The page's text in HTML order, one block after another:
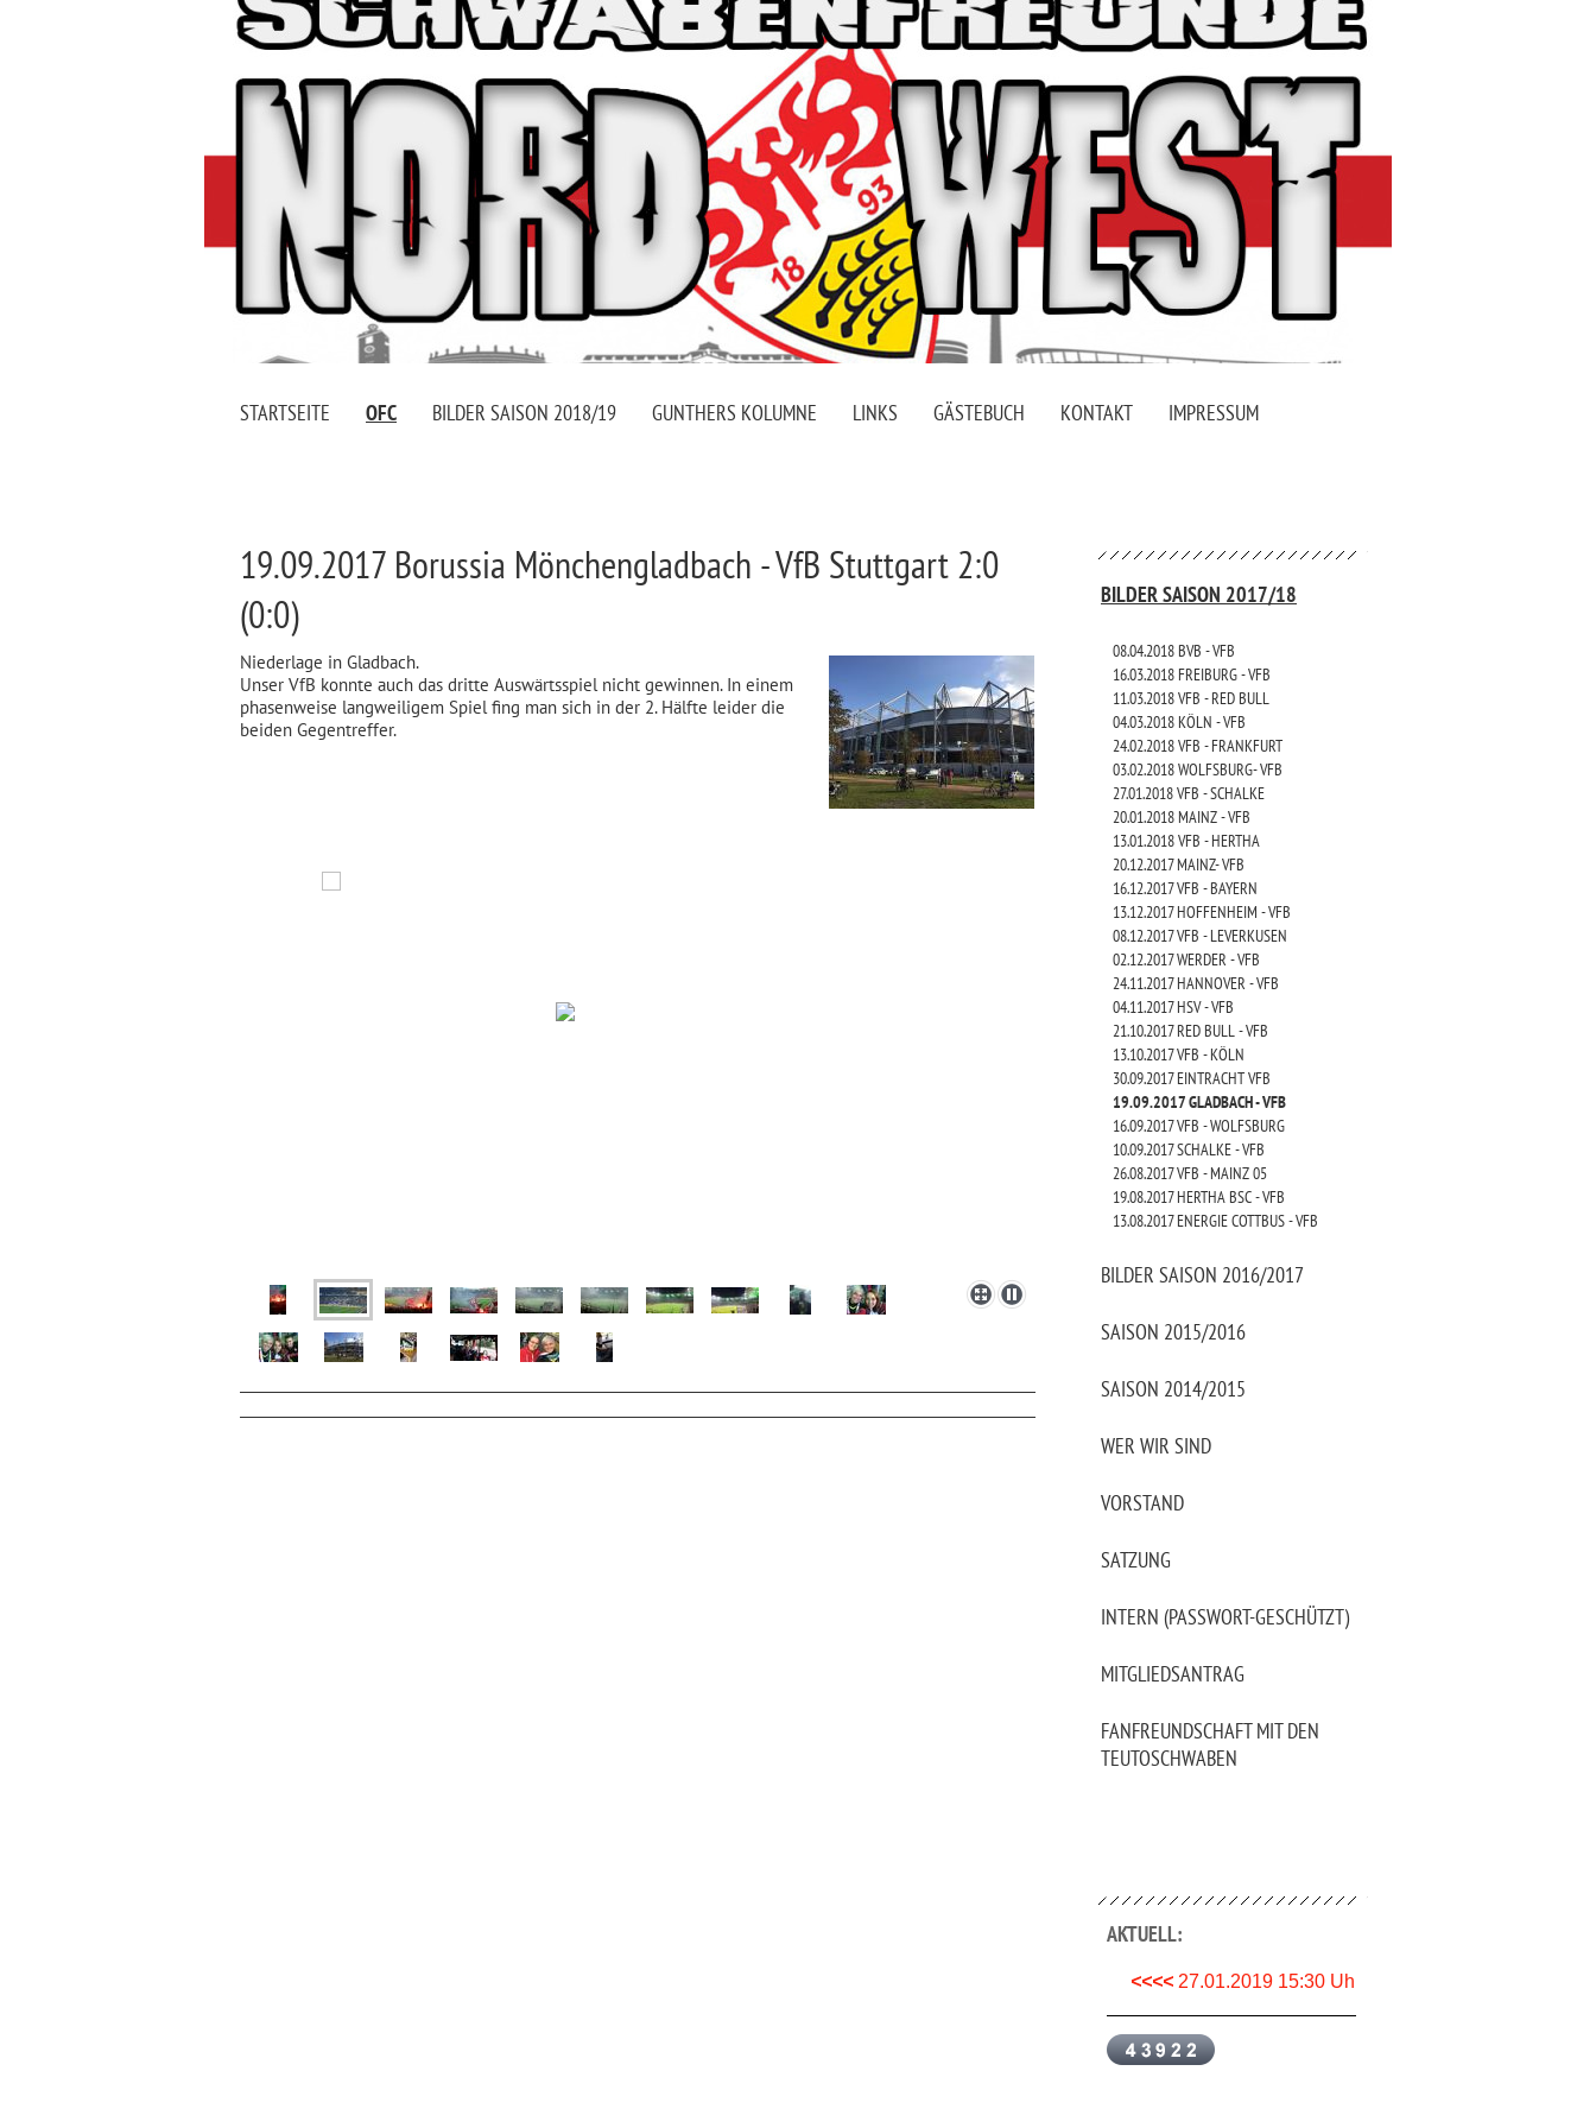
STARTSEITE OFC BILDER SAISON 2018/19 GUNTHERS KOLUMNE LINKS GÄSTEBUCH KONTAKT IMPRESSUM
19.09.2017 Borussia Mönchengladbach - VfB Stuttgart 2:0
(0:0)
Niederlage in Gladbach.
Unser VfB konnte auch das dritte Auswärtsspiel nicht gewinnen. In einem
phasenweise langweiligem Spiel fing man sich in der 2. Hälfte leider die
beiden Gegentreffer.
BILDER SAISON 2017/18
08.04.2018 BVB - VFB
16.03.2018 FREIBURG - VFB
11.03.2018 VFB - RED BULL
04.03.2018 KÖLN - VFB
24.02.2018 VFB - FRANKFURT
03.02.2018 WOLFSBURG- VFB
27.01.2018 VFB - SCHALKE
20.01.2018 MAINZ - VFB
13.01.2018 VFB - HERTHA
20.12.2017 MAINZ- VFB
16.12.2017 VFB - BAYERN
13.12.2017 HOFFENHEIM - VFB
08.12.2017 VFB - LEVERKUSEN
02.12.2017 WERDER - VFB
24.11.2017 HANNOVER - VFB
04.11.2017 HSV - VFB
21.10.2017 RED BULL - VFB
13.10.2017 VFB - KÖLN
30.09.2017 EINTRACHT VFB
19.09.2017 GLADBACH - VFB
16.09.2017 VFB - WOLFSBURG
10.09.2017 SCHALKE - VFB
26.08.2017 VFB - MAINZ 05
19.08.2017 HERTHA BSC - VFB
13.08.2017 ENERGIE COTTBUS - VFB
BILDER SAISON 2016/2017
SAISON 2015/2016
SAISON 2014/2015
WER WIR SIND
VORSTAND
SATZUNG
INTERN (PASSWORT-GESCHÜTZT)
MITGLIEDSANTRAG
FANFREUNDSCHAFT MIT DEN
TEUTOSCHWABEN
AKTUELL:
<<<<27.01.2019 15:30 Uhr München- Stuttgart